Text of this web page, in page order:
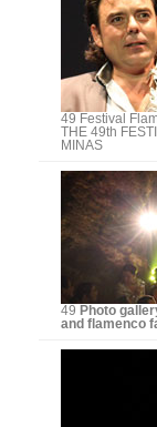
49 Festival
THE 49th
MINAS
49 Photo
and flamenco